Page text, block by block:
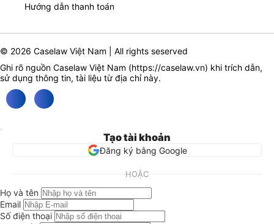
Hướng dẫn thanh toán
© 2026 Caselaw Việt Nam | All rights seserved
Ghi rõ nguồn Caselaw Việt Nam (https://caselaw.vn) khi trích dẫn,
sử dụng thông tin, tài liệu từ địa chỉ này.
Tạo tài khoản
Đăng ký bằng Google
HOẶC
Họ và tên
Email
Số điện thoại